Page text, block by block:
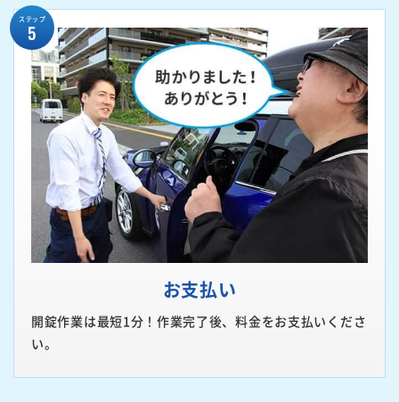
ステップ
5
お支払い
開錠作業は最短1分！作業完了後、料金をお支払いくださ
い。